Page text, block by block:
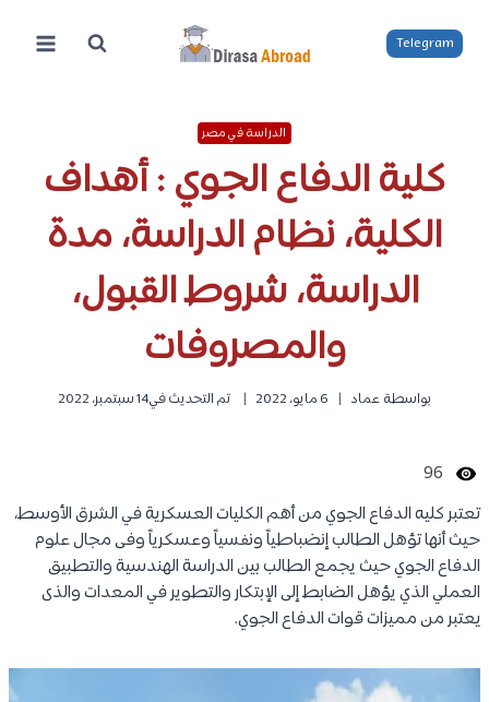
المحتوى
Telegram
الدراسة في مصر
كلية الدفاع الجوي : أهداف
الكلية، نظام الدراسة، مدة
الدراسة، شروط القبول،
والمصروفات
بواسطة عماد 6 مايو، 2022 تم التحديث في14 سبتمبر، 2022
96
تعتبر كليه الدفاع الجوي من أهم الكليات العسكرية في الشرق الأوسط،
حيث أنها تؤهل الطالب إنضباطياً ونفسياً وعسكرياً وفى مجال علوم
الدفاع الجوي حيث يجمع الطالب بين الدراسة الهندسية والتطبيق
العملي الذي يؤهل الضابط إلى الإبتكار والتطوير في المعدات والذى
يعتبر من مميزات قوات الدفاع الجوي.